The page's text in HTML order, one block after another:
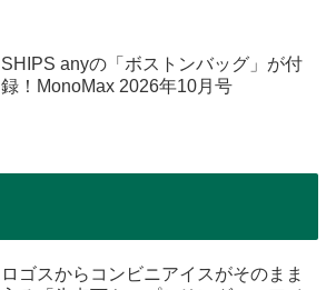
SHIPS anyの「ボストンバッグ」が付
録！MonoMax 2026年10月号
ロゴスからコンビニアイスがそのまま